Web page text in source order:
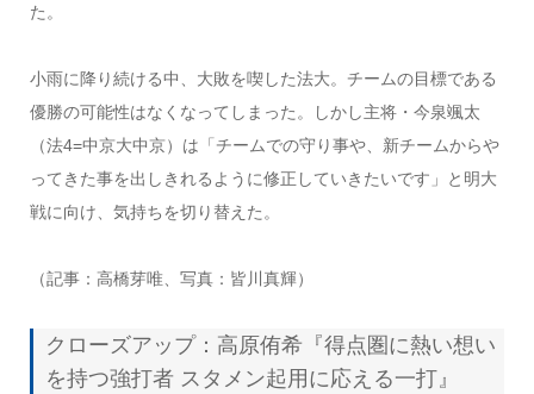
た。
小雨に降り続ける中、大敗を喫した法大。チームの目標である
優勝の可能性はなくなってしまった。しかし主将・今泉颯太
（法4=中京大中京）は「チームでの守り事や、新チームからや
ってきた事を出しきれるように修正していきたいです」と明大
戦に向け、気持ちを切り替えた。
（記事：高橋芽唯、写真：皆川真輝）
クローズアップ：高原侑希『得点圏に熱い想い
を持つ強打者 スタメン起用に応える一打』